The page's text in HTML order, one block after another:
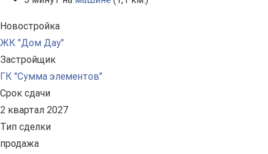
Новостройка
ЖК "Дом Дау"
Застройщик
ГК "Сумма элементов"
Срок сдачи
2 квартал 2027
Тип сделки
продажа